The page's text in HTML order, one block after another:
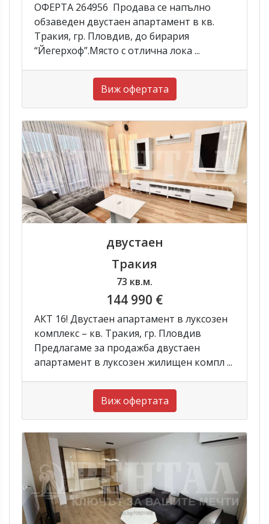
ОФЕРТА 264956 Продава се напълно
обзаведен двустаен апартамент в кв.
Тракия, гр. Пловдив, до бирария
“Йегерхоф”.Място с отлична лока ...
Виж офертата
двустаен
Тракия
73 кв.м.
144 990 €
АКТ 16! Двустаен апартамент в луксозен
комплекс – кв. Тракия, гр. Пловдив
Предлагаме за продажба двустаен
апартамент в луксозен жилищен компл ...
Виж офертата